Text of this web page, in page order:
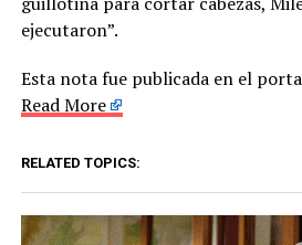
ejecutaron”.
Esta nota fue publicada en el
Read More
RELATED TOPICS: